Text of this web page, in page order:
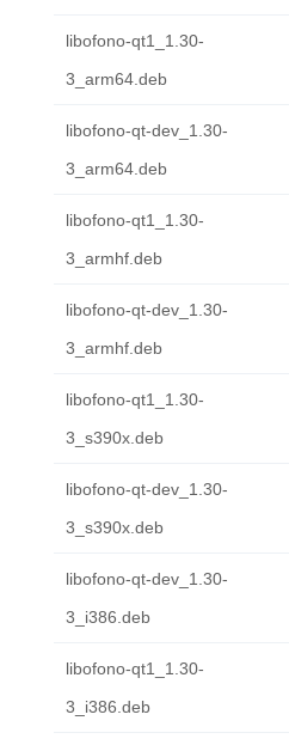
libofono-qt1_1.30-
3_arm64.deb
libofono-qt-dev_1.30-
3_arm64.deb
libofono-qt1_1.30-
3_armhf.deb
libofono-qt-dev_1.30-
3_armhf.deb
libofono-qt1_1.30-
3_s390x.deb
libofono-qt-dev_1.30-
3_s390x.deb
libofono-qt-dev_1.30-
3_i386.deb
libofono-qt1_1.30-
3_i386.deb